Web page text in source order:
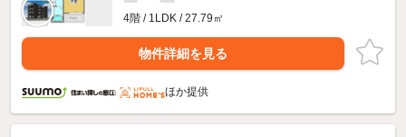
4階 / 1LDK / 27.79㎡
物件詳細を見る
ほか提供